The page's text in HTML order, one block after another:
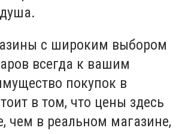
с широким выбором
всегда к вашим
покупок в
в том, что цены здесь
чем в реальном магазине,